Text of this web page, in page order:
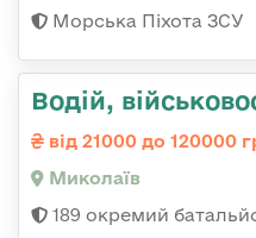
Морська Піхота ЗСУ
Водій,
від 21000 до 120000
Миколаїв
189 окремий